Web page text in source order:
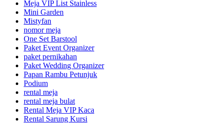
Meja VIP List Stainless
Mini Garden
Mistyfan
nomor meja
One Set Barstool
Paket Event Organizer
paket pernikahan
Paket Wedding Organizer
Papan Rambu Petunjuk
Podium
rental meja
rental meja bulat
Rental Meja VIP Kaca
Rental Sarung Kursi